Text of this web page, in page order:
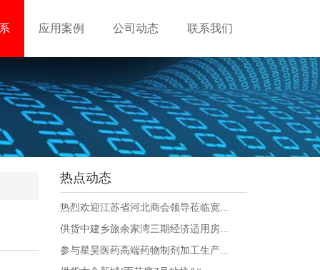
应用案例 公司动态 联系我们
热点动态
热烈欢迎江苏省河北商会领导莅临宽...
供货中建乡旅余家湾三期经济适用房...
参与星昊医药高端药物制剂加工生产...